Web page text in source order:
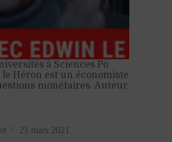
à Sciences Po
Héron est un économiste
monétaires. Auteur
21 mars 2021